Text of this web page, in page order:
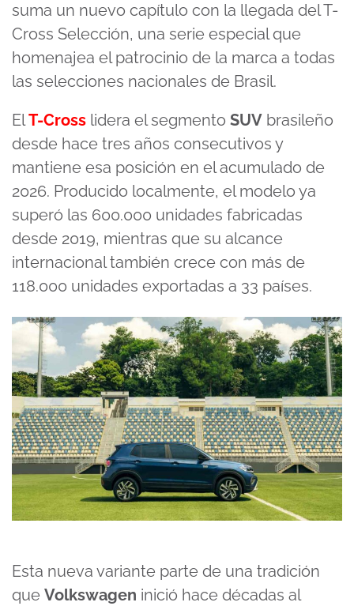
suma un nuevo capítulo con la llegada del T-
Cross Selección, una serie especial que
homenajea el patrocinio de la marca a todas
las selecciones nacionales de Brasil.
El T-Cross lidera el segmento SUV brasileño
desde hace tres años consecutivos y
mantiene esa posición en el acumulado de
2026. Producido localmente, el modelo ya
superó las 600.000 unidades fabricadas
desde 2019, mientras que su alcance
internacional también crece con más de
118.000 unidades exportadas a 33 países.
Esta nueva variante parte de una tradición
que Volkswagen inició hace décadas al